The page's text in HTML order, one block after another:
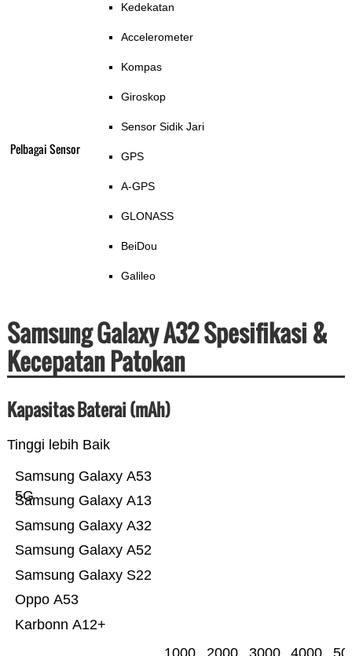
Pelbagai Sensor
Kedekatan
Accelerometer
Kompas
Giroskop
Sensor Sidik Jari
GPS
A-GPS
GLONASS
BeiDou
Galileo
Samsung Galaxy A32 Spesifikasi &
Kecepatan Patokan
Kapasitas Baterai (mAh)
Tinggi lebih Baik
Karbonn A12+
Oppo A53
Samsung Galaxy S22
Samsung Galaxy A52
Samsung Galaxy A32
Samsung Galaxy A13
Samsung Galaxy A53
5G